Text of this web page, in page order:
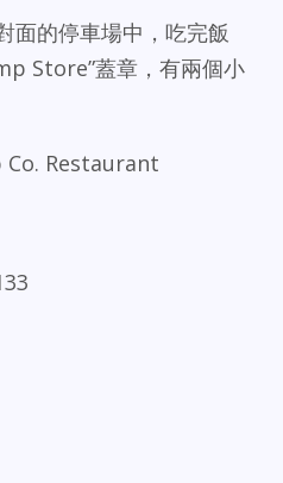
面的停車場中，吃完飯
Store”蓋章，有兩個小
Restaurant